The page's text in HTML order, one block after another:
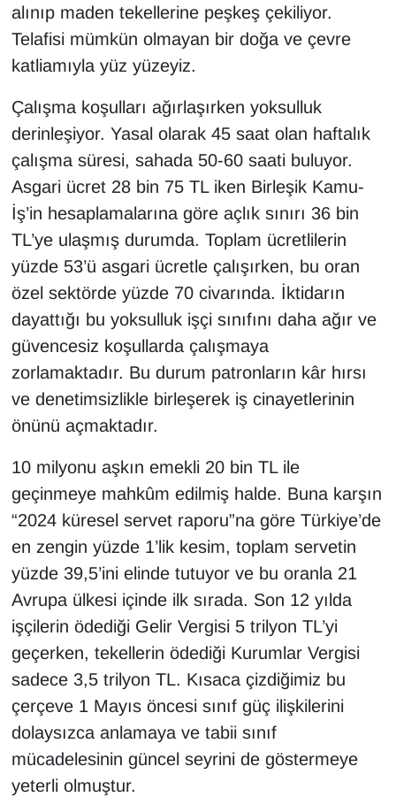
alınıp maden tekellerine peşkeş çekiliyor.
Telafisi mümkün olmayan bir doğa ve çevre
katliamıyla yüz yüzeyiz.
Çalışma koşulları ağırlaşırken yoksulluk
derinleşiyor. Yasal olarak 45 saat olan haftalık
çalışma süresi, sahada 50-60 saati buluyor.
Asgari ücret 28 bin 75 TL iken Birleşik Kamu-
İş’in hesaplamalarına göre açlık sınırı 36 bin
TL’ye ulaşmış durumda. Toplam ücretlilerin
yüzde 53’ü asgari ücretle çalışırken, bu oran
özel sektörde yüzde 70 civarında. İktidarın
dayattığı bu yoksulluk işçi sınıfını daha ağır ve
güvencesiz koşullarda çalışmaya
zorlamaktadır. Bu durum patronların kâr hırsı
ve denetimsizlikle birleşerek iş cinayetlerinin
önünü açmaktadır.
10 milyonu aşkın emekli 20 bin TL ile
geçinmeye mahkûm edilmiş halde. Buna karşın
“2024 küresel servet raporu”na göre Türkiye’de
en zengin yüzde 1’lik kesim, toplam servetin
yüzde 39,5’ini elinde tutuyor ve bu oranla 21
Avrupa ülkesi içinde ilk sırada. Son 12 yılda
işçilerin ödediği Gelir Vergisi 5 trilyon TL’yi
geçerken, tekellerin ödediği Kurumlar Vergisi
sadece 3,5 trilyon TL. Kısaca çizdiğimiz bu
çerçeve 1 Mayıs öncesi sınıf güç ilişkilerini
dolaysızca anlamaya ve tabii sınıf
mücadelesinin güncel seyrini de göstermeye
yeterli olmuştur.